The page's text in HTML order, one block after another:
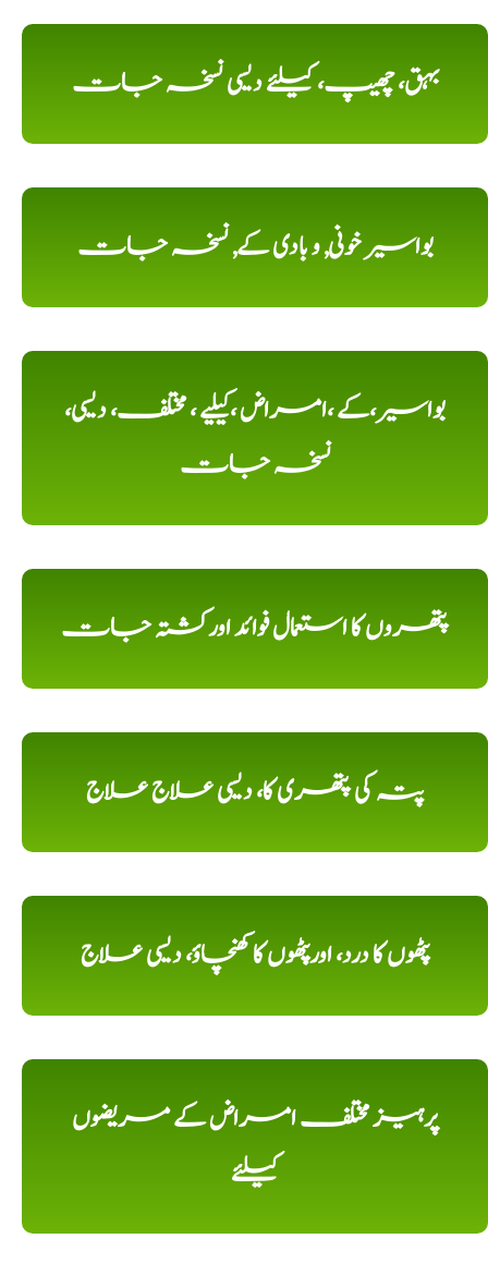
بہق، چھیپ، کیلئے دیسی نسخہ جات
بواسیر خونی, و بادی کے, نسخہ جات
بواسیر،کے ،امراض ،کیلیے ، مختلف، دیسی،
نسخہ جات
پتھروں کا استعمال فوائد اورکشتہ جات
پتہ کی پتھری کا، دیسی علاج علاج
پٹھوں کا درد، اورپٹھوں کا کھنچاؤ، دیسی علاج
پرہیز مختلف امراض کے مریضوں
کیلئے